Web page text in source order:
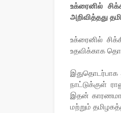
உக்ரைனில்
அறிவித்தது
உக்ரைனில்
உதவிக்காக
இதுதொடர்பாக
நாட்டுக்குள்
இதன்
மற்றும்